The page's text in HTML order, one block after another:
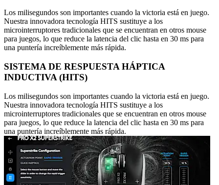
Los milisegundos son importantes cuando la victoria está en juego.
Nuestra innovadora tecnología HITS sustituye a los
microinterruptores tradicionales que se encuentran en otros mouse
para juegos, lo que reduce la latencia del clic hasta en 30 ms para
una puntería increíblemente más rápida.
SISTEMA DE RESPUESTA HÁPTICA
INDUCTIVA (HITS)
Los milisegundos son importantes cuando la victoria está en juego.
Nuestra innovadora tecnología HITS sustituye a los
microinterruptores tradicionales que se encuentran en otros mouse
para juegos, lo que reduce la latencia del clic hasta en 30 ms para
una puntería increíblemente más rápida.